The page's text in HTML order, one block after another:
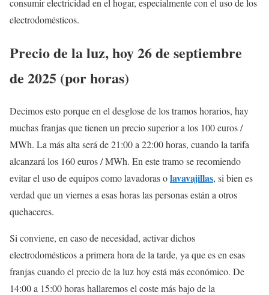
consumir electricidad en el hogar, especialmente con el uso de los
electrodomésticos.
Precio de la luz, hoy 26 de septiembre
de 2025 (por horas)
Decimos esto porque en el desglose de los tramos horarios, hay
muchas franjas que tienen un precio superior a los 100 euros /
MWh. La más alta será de 21:00 a 22:00 horas, cuando la tarifa
alcanzará los 160 euros / MWh. En este tramo se recomiendo
evitar el uso de equipos como lavadoras olavavajillas, si bien es
verdad que un viernes a esas horas las personas están a otros
quehaceres.
Si conviene, en caso de necesidad, activar dichos
electrodomésticos a primera hora de la tarde, ya que es en esas
franjas cuando el precio de la luz hoy está más económico. De
14:00 a 15:00 horas hallaremos el coste más bajo de la